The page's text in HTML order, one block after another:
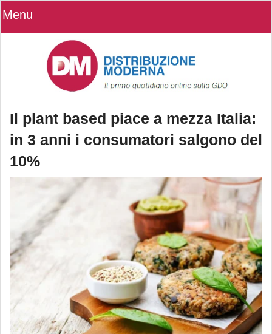
Menu
Il plant based piace a mezza Italia:
in 3 anni i consumatori salgono del
10%